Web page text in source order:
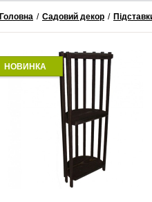
Головна / Садовий декор /
НОВИНКА